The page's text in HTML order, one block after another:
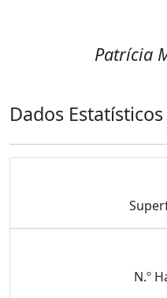
Patrícia
Dados Estatísticos
N.º